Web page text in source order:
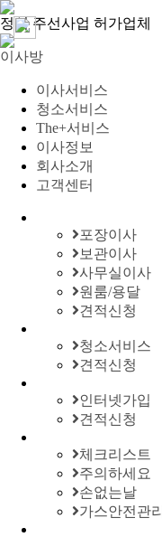
정식 주선사업 허가업체
이사방
이사서비스
청소서비스
The+서비스
이사정보
회사소개
고객센터
포장이사
보관이사
사무실이사
원룸/용달
견적신청
청소서비스
견적신청
인터넷가입
견적신청
체크리스트
주의하세요
손없는날
가스안전관리